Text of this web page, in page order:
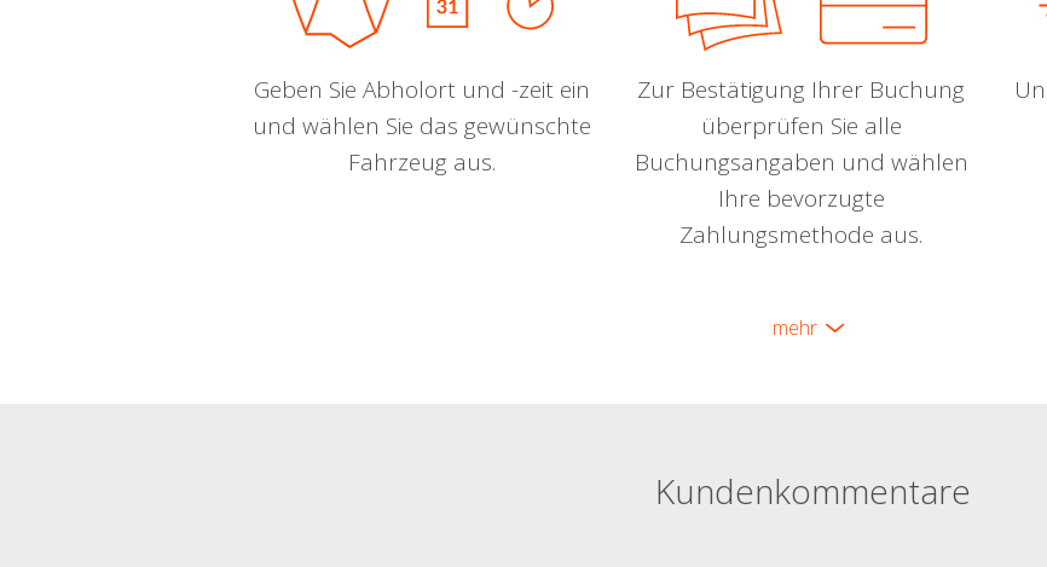
Geben Sie Abholort und -zeit ein
und wählen Sie das gewünschte
Fahrzeug aus.
Zur Bestätigung Ihrer Buchung
überprüfen Sie alle
Buchungsangaben und wählen
Ihre bevorzugte
Zahlungsmethode aus.
mehr
Kundenkommentare